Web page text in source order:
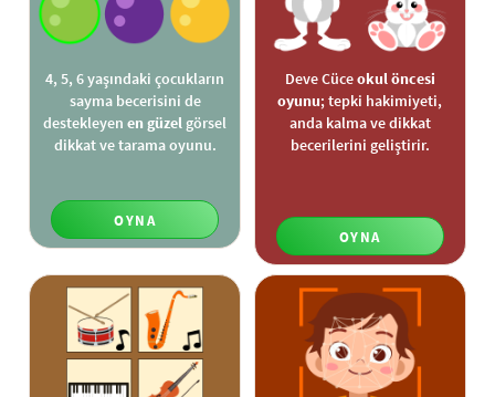
4, 5, 6 yaşındaki çocukların
sayma becerisini de
destekleyenen güzel görsel
dikkat ve tarama oyunu.
OYNA
Deve Cüceokul öncesi
oyunu; tepki hakimiyeti,
anda kalma ve dikkat
becerilerini geliştirir.
OYNA